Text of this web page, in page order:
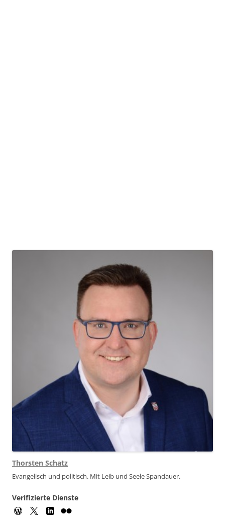
Thorsten Schatz
Evangelisch und politisch. Mit Leib und Seele Spandauer.
Verifizierte Dienste